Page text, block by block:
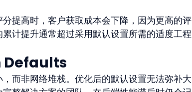
提高时，客户获取成本会下降，因为更高的评
计提升通常超过采用默认设置所需的适度工程
Defaults
而非网络堆栈。优化后的默认设置无法弥补大